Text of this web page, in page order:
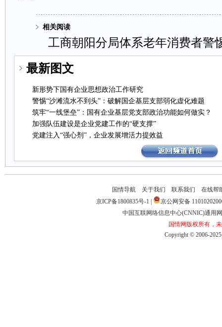
相关阅读
工商朝阳分局体系老年消费者警
最新图文
新形势下国有企业思想政治工作研究
警惕“沙滩流水不到头”：破解国企基层支部弱化虚化难题
筑牢“一线堡垒”：国有企业基层党支部政治功能如何做实？
加强队伍建设是企业党建工作的“硬支撑”
党建注入“强心剂”，企业发展增活力提效益
国情导航 关于我们 联系我们
在线帮
京ICP备1800835号-1
京公网安备
中国互联网络信息中心(CNNIC)通用
国情网版权所有，
Copyright©2006-